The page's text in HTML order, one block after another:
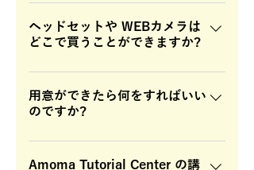
無料通話サービスを利用するため
「ZOOM」のアプリが必要です。
Zoom は、アメリカの会社が作った
ンストールしてください。
jp/meetings.html こちらよりダウン
ロードが可能です。 スマホやタブレ
ヘッドセットや WEBカメラは
どこで買うことができますか?
電化製品販売店かインターネットで
ご購入できます。
用意ができたら何をすればいい
のですか?
オンライン英会話お申し込みのペー
ジより無料体験レッスンの申込を行
Amoma Tutorial Center の講